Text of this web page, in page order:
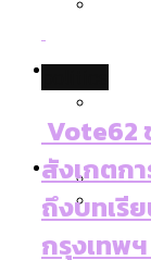
สำรว
จราจ
โดย
เมื่อแ
สำรว
จากไ
ลัดว
Culture
โลกใ
Vote62
สังเกตก
ถึงบทเรี
กรุงเทพ